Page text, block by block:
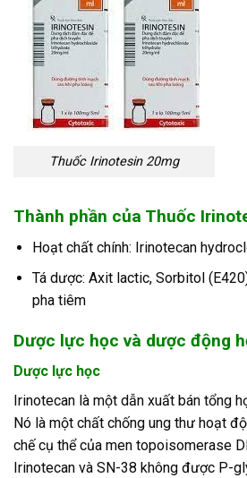
Thuốc Irinotesin 20mg
Thành phần của Thuốc
Hoạt chất chính: Irinotecan
Tá dược: Axit lactic, Sorbitol
pha tiêm
Dược lực học và dược động
Dược lực học
Irinotecan là một dẫn xuất bán tổng
Nó là một chất chống ung thư hoạt
chế cụ thể của men topoisomerase
Irinotecan và SN-38 không được P-